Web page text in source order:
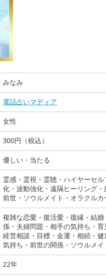
みなみ
電話占いマディア
女性
300円（税込）
優しい・当たる
霊感・霊視・霊聴・ハイヤーセ
化・波動強化・遠隔ヒーリング
前世・ソウルメイト・オラクルカ
複雑な恋愛・復活愛・復縁・結
係・夫婦問題・相手の気持ち・
経営相談・目標・金運・相続・
気持ち・前世の関係・ソウルメイ
22年